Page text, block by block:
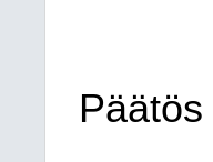
Päätös